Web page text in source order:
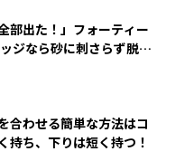
部出た！」フォーティー
ジなら砂に刺さらず脱出
合わせる簡単な方法はコ
ち、下りは短く持つ！